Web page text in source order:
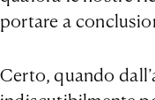
portare a
Certo, quando